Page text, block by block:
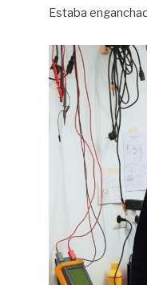
Estaba